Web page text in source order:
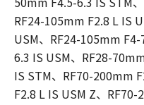
RF24-105mm F2.8 L IS
USM、RF24-105mm
6.3 IS USM、RF28-
IS STM、RF70-200mm
F2.8 L IS USM Z、